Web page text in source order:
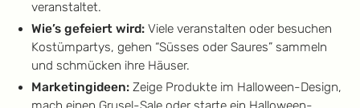
veranstaltet.
Wie’s gefeiert wird:Viele veranstalten oder besuchen
Kostümpartys, gehen “Süsses oder Saures” sammeln
und schmücken ihre Häuser.
Marketingideen:Zeige Produkte im Halloween-Design,